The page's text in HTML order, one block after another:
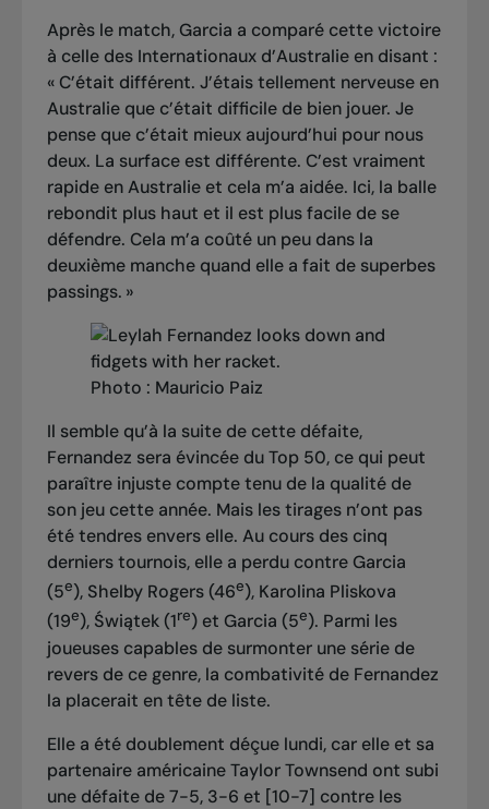
Après le match, Garcia a comparé cette victoire
à celle des Internationaux d’Australieen disant :
« C’était différent. J’étais tellement nerveuse en
Australie que c’était difficile de bien jouer. Je
pense que c’était mieux aujourd’hui pour nous
deux. La surface est différente. C’est vraiment
rapide en Australie et cela m’a aidée. Ici, la balle
rebondit plus haut et il est plus facile de se
défendre. Cela m’a coûté un peu dans la
deuxième manche quand elle a fait de superbes
passings. »
Photo : Mauricio Paiz
Il semble qu’à la suite de cette défaite,
Fernandez sera évincée du Top 50, ce qui peut
paraître injuste compte tenu de la qualité de
son jeu cette année. Mais les tirages n’ont pas
été tendres envers elle. Au cours des cinq
derniers tournois, elle a perdu contre Garcia
(5e), Shelby Rogers (46e), Karolina Pliskova
(19e), Świątek (1re) et Garcia (5e). Parmi les
joueuses capables de surmonter une série de
revers de ce genre, la combativité de Fernandez
la placerait en tête de liste.
Elle a été doublement déçue lundi, car elle et sa
partenaire américaine Taylor Townsend ont subi
une défaite de 7-5, 3-6 et [10-7] contre les